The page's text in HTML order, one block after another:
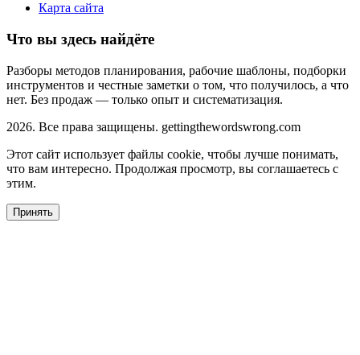
Карта сайта
Что вы здесь найдёте
Разборы методов планирования, рабочие шаблоны, подборки
инструментов и честные заметки о том, что получилось, а что
нет. Без продаж — только опыт и систематизация.
2026. Все права защищены. gettingthewordswrong.com
Этот сайт использует файлы cookie, чтобы лучше понимать,
что вам интересно. Продолжая просмотр, вы соглашаетесь с
этим.
Принять